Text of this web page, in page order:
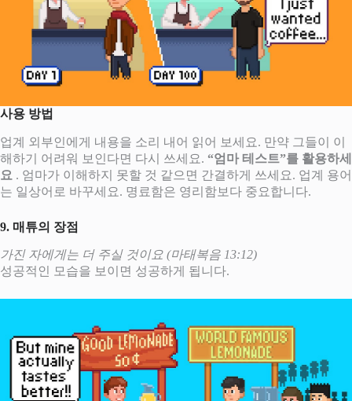
사용 방법
업계 외부인에게 내용을 소리 내어 읽어 보세요. 만약 그들이 이
해하기 어려워 보인다면 다시 쓰세요. “엄마 테스트”를 활용하세
요 . 엄마가 이해하지 못할 것 같으면 간결하게 쓰세요. 업계 용어
는 일상어로 바꾸세요. 명료함은 영리함보다 중요합니다.
9. 매튜의 장점
가진 자에게는 더 주실 것이요 (마태복음 13:12)
성공적인 모습을 보이면 성공하게 됩니다.